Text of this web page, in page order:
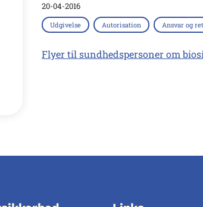
20-04-2016
Udgivelse Autorisation Ansvar og
Flyer til sundhedspersoner om